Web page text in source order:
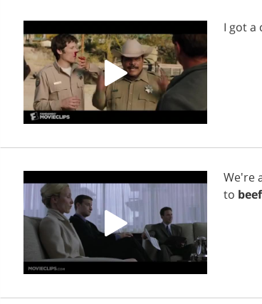
I gota
We're
to beef